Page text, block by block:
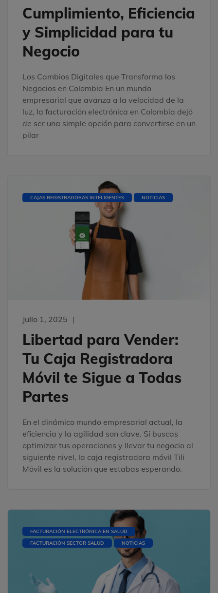
Cumplimiento, Eficiencia
y Simplicidad para tu
Negocio
Los Cambios Digitales que Transforma los
Negocios en Colombia En un mundo
empresarial que avanza a la velocidad de la
luz, la facturación electrónica en Colombia dejó
de ser una simple opción para convertirse en un
pilar
CAJAS REGISTRADORAS INTELIGENTES NOTICIAS
Julio 1, 2025
Libertad para Vender:
Tu Caja Registradora
Móvil te Sigue a Todas
Partes
En el dinámico mundo empresarial actual, la
eficiencia y la agilidad son clave. Si buscas
optimizar tus operaciones y llevar tu negocio al
siguiente nivel, la caja registradora móvil Tili
Móvil es la solución que estabas esperando.
FACTURACIÓN ELECTRÓNICA EN SALUD
FACTURACIÓN SECTOR SALUD
NOTICIAS